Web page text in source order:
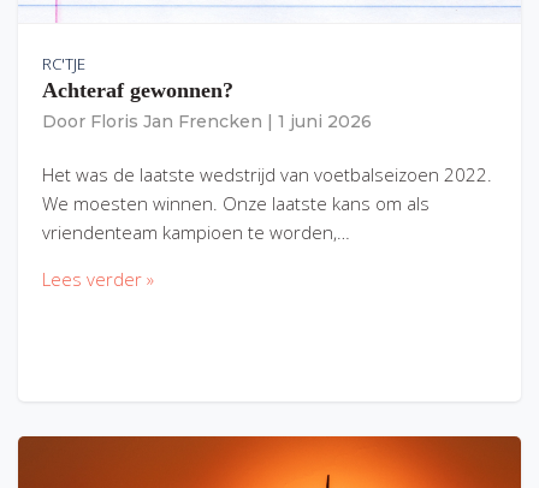
RC'TJE
Achteraf gewonnen?
Door Floris Jan Frencken 1 juni 2026
Het was de laatste wedstrijd van voetbalseizoen 2022.
We moesten winnen. Onze laatste kans om als
vriendenteam kampioen te worden,…
Lees verder »